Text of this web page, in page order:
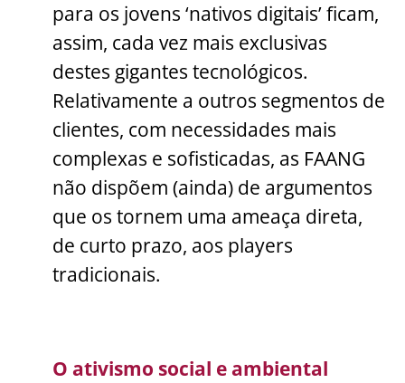
para os jovens ‘nativos digitais’ ficam,
assim, cada vez mais exclusivas
destes gigantes tecnológicos.
Relativamente a outros segmentos de
clientes, com necessidades mais
complexas e sofisticadas, as FAANG
não dispõem (ainda) de argumentos
que os tornem uma ameaça direta,
de curto prazo, aos players
tradicionais.
O ativismo social e ambiental